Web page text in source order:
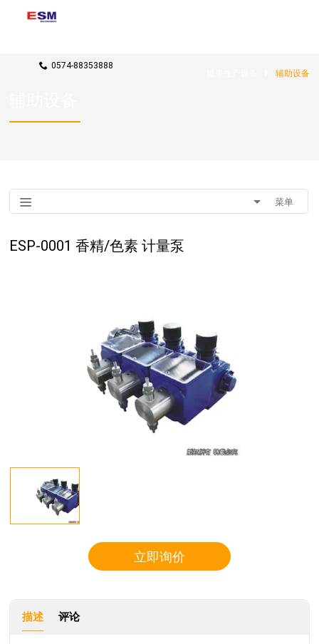
联系我们
0574-88353888
辅助设备
菜单
ESP-0001 香精/色素 计量泵
立即询价
描述 评论